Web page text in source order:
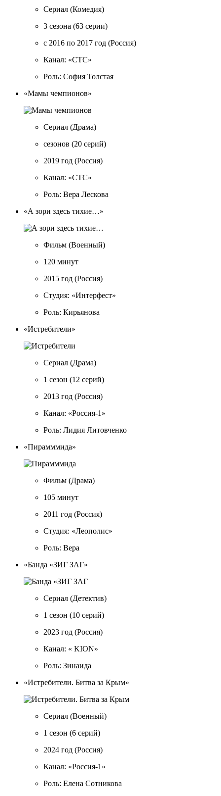
Сериал (Комедия)
3 сезона (63 серии)
с 2016 по 2017 год (Россия)
Канал: «СТС»
Роль: София Толстая
«Мамы чемпионов»
Сериал (Драма)
сезонов (20 серий)
2019 год (Россия)
Канал: «СТС»
Роль: Вера Лескова
«А зори здесь тихие…»
Фильм (Военный)
120 минут
2015 год (Россия)
Студия: «Интерфест»
Роль: Кирьянова
«Истребители»
Сериал (Драма)
1 сезон (12 серий)
2013 год (Россия)
Канал: «Россия-1»
Роль: Лидия Литовченко
«Пирамммида»
Фильм (Драма)
105 минут
2011 год (Россия)
Студия: «Леополис»
Роль: Вера
«Банда «ЗИГ ЗАГ»
Сериал (Детектив)
1 сезон (10 серий)
2023 год (Россия)
Канал: « KION»
Роль: Зинаида
«Истребители. Битва за Крым»
Сериал (Военный)
1 сезон (6 серий)
2024 год (Россия)
Канал: «Россия-1»
Роль: Елена Сотникова